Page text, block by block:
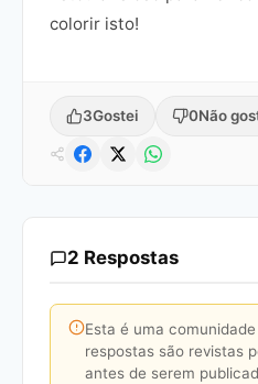
colorir isto!
3Gostei 0Não
2 Respostas
Esta é uma
respostas são revistas
antes de serem